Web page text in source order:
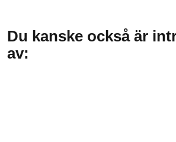
Du kanske också är
av: